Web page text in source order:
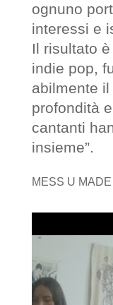
ognuno
interessi e
Il risultato
indie pop,
abilmente
profondità
cantanti
insieme”.
MESS U